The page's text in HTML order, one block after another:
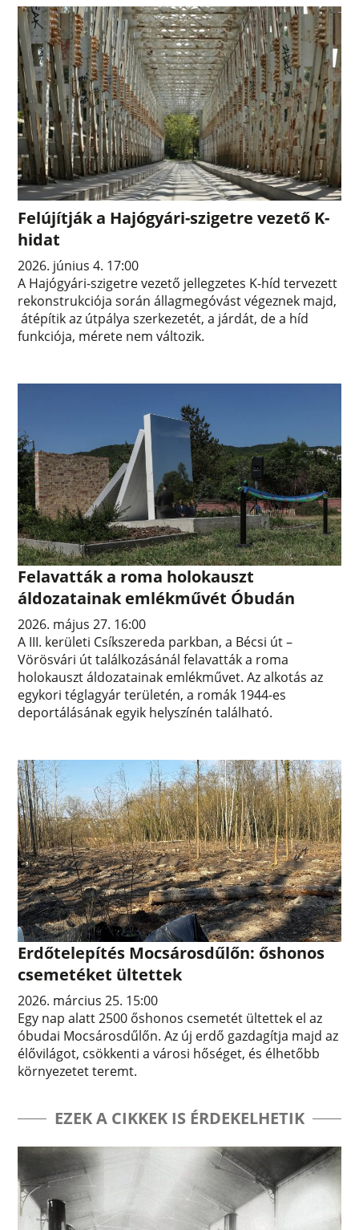
Felújítják a Hajógyári-szigetre vezető K-
hidat
2026. június 4. 17:00
A Hajógyári-szigetre vezető jellegzetes K-híd tervezett
rekonstrukciója során állagmegóvást végeznek majd,
átépítik az útpálya szerkezetét, a járdát, de a híd
funkciója, mérete nem változik.
Felavatták a roma holokauszt
áldozatainak emlékművét Óbudán
2026. május 27. 16:00
A III. kerületi Csíkszereda parkban, a Bécsi út –
Vörösvári út találkozásánál felavatták a roma
holokauszt áldozatainak emlékművet. Az alkotás az
egykori téglagyár területén, a romák 1944-es
deportálásának egyik helyszínén található.
Erdőtelepítés Mocsárosdűlőn: őshonos
csemetéket ültettek
2026. március 25. 15:00
Egy nap alatt 2500 őshonos csemetét ültettek el az
óbudai Mocsárosdűlőn. Az új erdő gazdagítja majd az
élővilágot, csökkenti a városi hőséget, és élhetőbb
környezetet teremt.
EZEK A CIKKEK IS ÉRDEKELHETIK